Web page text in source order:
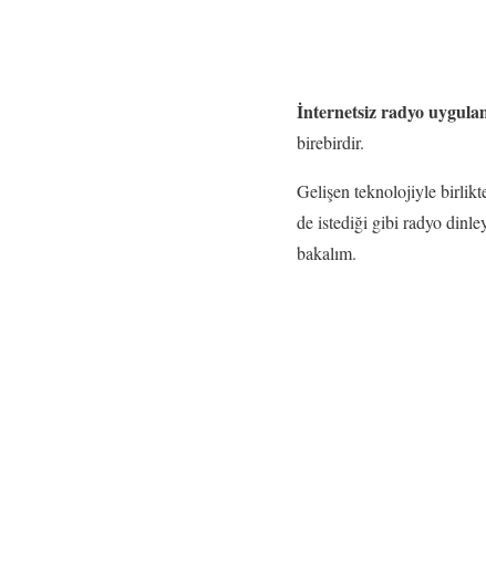
İnternetsiz radyo
birebirdir.
Gelişen teknolojiyle
de istediği gibi radyo
bakalım.